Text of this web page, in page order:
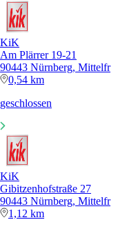
KiK
Am Plärrer 19-21
90443 Nürnberg, Mittelfr
0,54 km
geschlossen
KiK
Gibitzenhofstraße 27
90443 Nürnberg, Mittelfr
1,12 km